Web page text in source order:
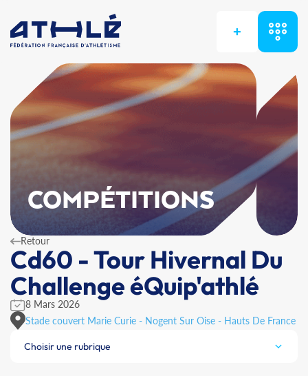
+
COMPÉTITIONS
Retour
Cd60 - Tour Hivernal Du
Challenge éQuip'athlé
8 Mars 2026
Stade couvert Marie Curie - Nogent Sur Oise - Hauts De France
Choisir une rubrique